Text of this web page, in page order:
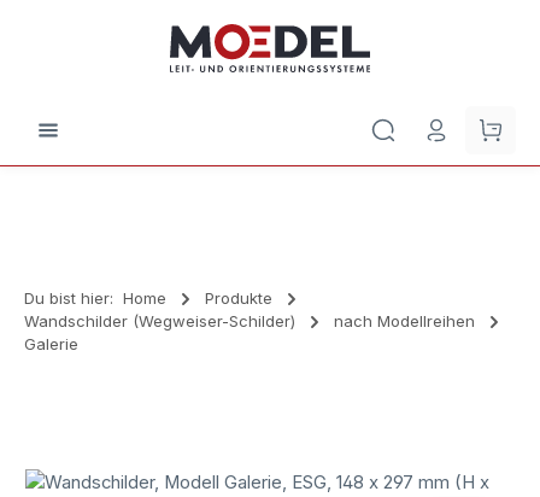
Zum Hauptinhalt springen
Du bist hier: Home
Produkte
Wandschilder (Wegweiser-Schilder)
nach Modellreihen
Galerie
Bildergalerie überspringen